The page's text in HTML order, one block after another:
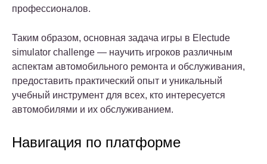
профессионалов.
Таким образом, основная задача игры в Electude
simulator challenge — научить игроков различным
аспектам автомобильного ремонта и обслуживания,
предоставить практический опыт и уникальный
учебный инструмент для всех, кто интересуется
автомобилями и их обслуживанием.
Навигация по платформе